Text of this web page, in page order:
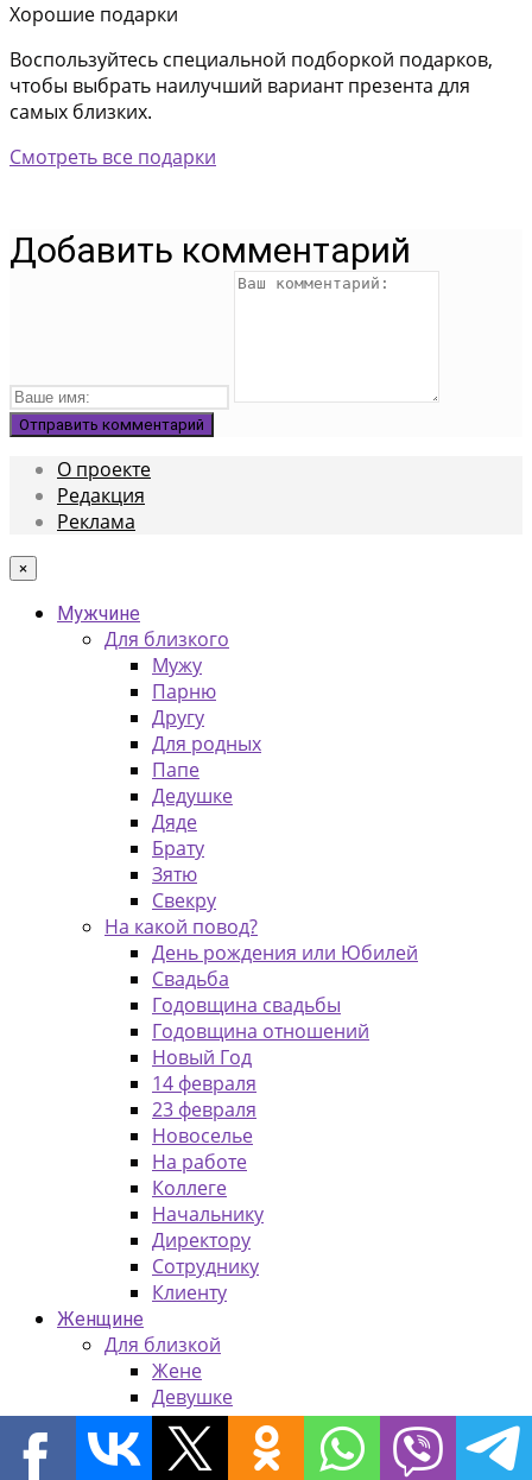
Хорошие подарки
Воспользуйтесь специальной подборкой подарков,
чтобы выбрать наилучший вариант презента для
самых близких.
Смотреть все подарки
Добавить комментарий
О проекте
Редакция
Реклама
×
Мужчине
Для близкого
Мужу
Парню
Другу
Для родных
Папе
Дедушке
Дяде
Брату
Зятю
Свекру
На какой повод?
День рождения или Юбилей
Свадьба
Годовщина свадьбы
Годовщина отношений
Новый Год
14 февраля
23 февраля
Новоселье
На работе
Коллеге
Начальнику
Директору
Сотруднику
Клиенту
Женщине
Для близкой
Жене
Девушке
Подруге
Для родных